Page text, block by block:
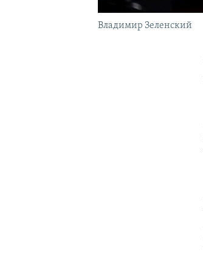
Владимир Зеленский